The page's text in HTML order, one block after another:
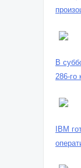
В
286-го
IBM